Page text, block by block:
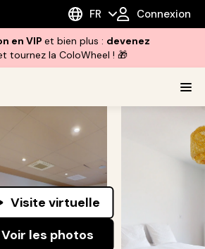
FR Connexion
en VIP et bien plus : devenez
tournez la ColoWheel ! 🎁
Visite virtuelle
Voir les photos